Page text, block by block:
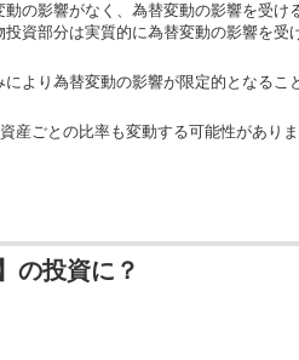
の影響がなく、為替変動の影響を受け
資部分は実質的に為替変動の影響を受
より為替変動の影響が限定的となるこ
産ごとの比率も変動する可能性がありま
の投資に？